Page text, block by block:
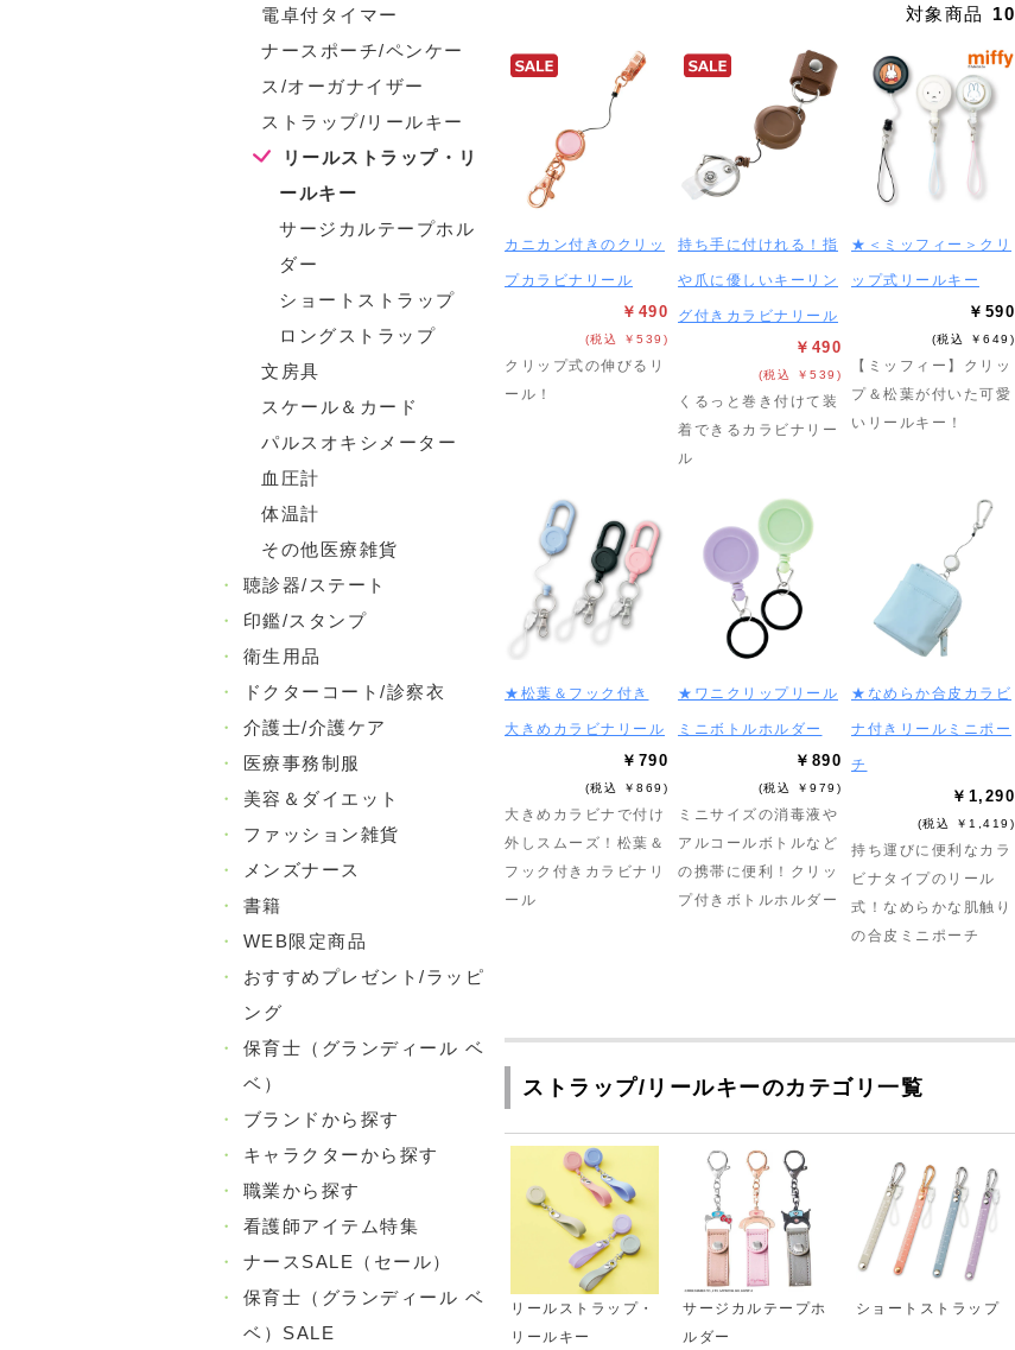
電卓付タイマー
ナースポーチ/ペンケー
ス/オーガナイザー
ストラップ/リールキー
リールストラップ・リ
ールキー
サージカルテープホル
ダー
ショートストラップ
ロングストラップ
文房具
スケール＆カード
パルスオキシメーター
血圧計
体温計
その他医療雑貨
・
聴診器/ステート
・
印鑑/スタンプ
・
衛生用品
・
ドクターコート/診察衣
・
介護士/介護ケア
・
医療事務制服
・
美容＆ダイエット
・
ファッション雑貨
・
メンズナース
・
書籍
・
WEB限定商品
・
おすすめプレゼント/ラッピ
ング
・
保育士（グランディール ベ
ベ）
・
ブランドから探す
・
キャラクターから探す
・
職業から探す
・
看護師アイテム特集
・
ナースSALE（セール）
・
保育士（グランディール ベ
ベ）SALE
対象商品 10
カニカン付きのクリッ
プカラビナリール
￥490
(税込 ￥539)
クリップ式の伸びるリ
ール！
持ち手に付けれる！指
や爪に優しいキーリン
グ付きカラビナリール
￥490
(税込 ￥539)
くるっと巻き付けて装
着できるカラビナリー
ル
★＜ミッフィー＞クリ
ップ式リールキー
￥590
(税込 ￥649)
【ミッフィー】クリッ
プ＆松葉が付いた可愛
いリールキー！
★松葉＆フック付き
大きめカラビナリール
￥790
(税込 ￥869)
大きめカラビナで付け
外しスムーズ！松葉＆
フック付きカラビナリ
ール
★ワニクリップリール
ミニボトルホルダー
￥890
(税込 ￥979)
ミニサイズの消毒液や
アルコールボトルなど
の携帯に便利！クリッ
プ付きボトルホルダー
★なめらか合皮カラビ
ナ付きリールミニポー
チ
￥1,290
(税込 ￥1,419)
持ち運びに便利なカラ
ビナタイプのリール
式！なめらかな肌触り
の合皮ミニポーチ
ストラップ/リールキーのカテゴリ一覧
リールストラップ・
リールキー
サージカルテープホ
ルダー
ショートストラップ